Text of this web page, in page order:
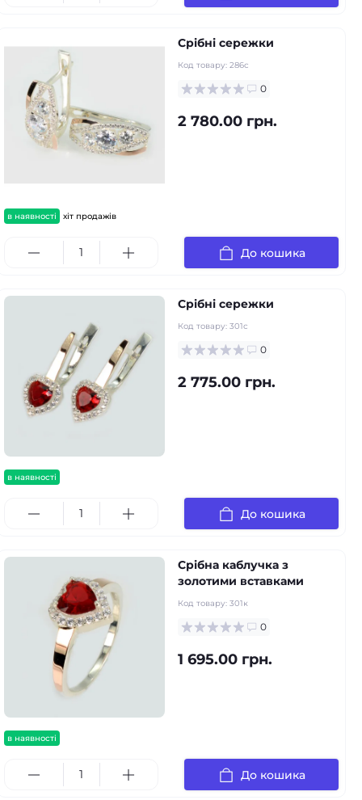
в наявності хіт продажів
Срібні сережки
Код товару: 286с
0
2 780.00 грн.
До кошика
в наявності
Срібні сережки
Код товару: 301с
0
2 775.00 грн.
До кошика
в наявності
Срібна каблучка з
золотими вставками
Код товару: 301к
0
1 695.00 грн.
До кошика